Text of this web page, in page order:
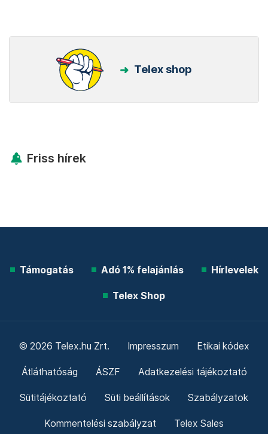
Telex shop
Friss hírek
Támogatás Adó 1% felajánlás Hírlevelek
Telex Shop
© 2026 Telex.hu Zrt. Impresszum Etikai kódex
Átláthatóság ÁSZF Adatkezelési tájékoztató
Sütitájékoztató Süti beállítások Szabályzatok
Kommentelési szabályzat Telex Sales